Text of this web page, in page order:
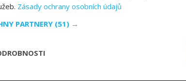
Zásady ochrany osobních údajů
PARTNERY (51) →